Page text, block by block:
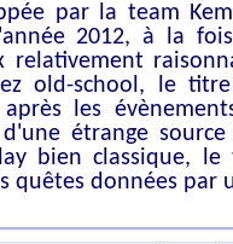
par la team
2012, à la
relativement
old-school, le
les
étrange
bien classique,
quêtes données par